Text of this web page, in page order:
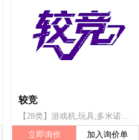
较竞
【28类】游戏机;玩具;多米诺骨牌;木偶;棋;体育活动用球;锻炼身体器械;射箭用器具;体育活动器械;游泳池（娱乐用品）
立即询价
加入询价单